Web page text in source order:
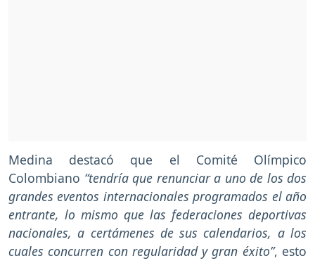
Medina destacó que el Comité Olímpico
Colombiano “tendría que renunciar a uno de los dos
grandes eventos internacionales programados el año
entrante, lo mismo que las federaciones deportivas
nacionales, a certámenes de sus calendarios, a los
cuales concurren con regularidad y gran éxito”, esto